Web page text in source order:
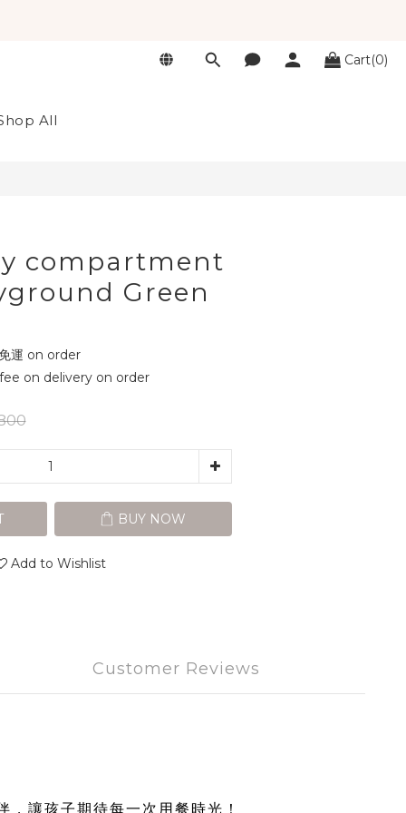
Cart(0)
All
compartment
Green
運 on order
on delivery on order
BUY NOW
Add to Wishlist
Customer Reviews
讓孩子期待每一次用餐時光！
BUY NOW